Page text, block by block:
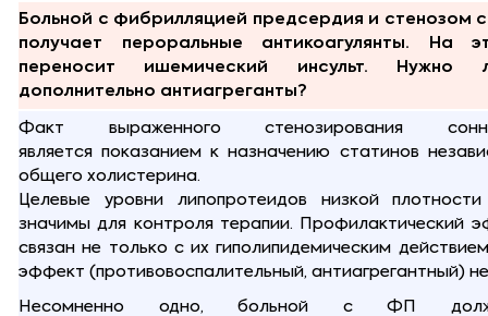
Больной с фибрилляцией предсердия и стенозом
получает пероральные антикоагулянты. На
переносит ишемический инсульт. Нужно
дополнительно антиагреганты?
Факт выраженного стенозирования
является показанием к назначению статинов
общего холистерина.
Целевые уровни липопротеидов низкой
значимы для контроля терапии. Профилактический
связан не только с их гиполипидемическим
эффект (противовоспалительный, антиагрегантный)
Несомненно одно, больной с ФП